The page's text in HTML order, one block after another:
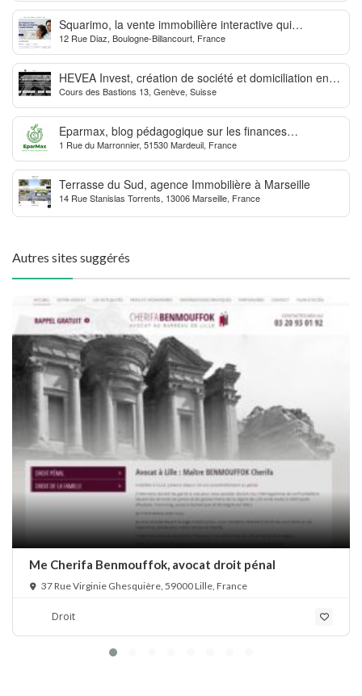
Squarimo, la vente immobilière interactive qui
dynamise les transactions
12 Rue Diaz, Boulogne-Billancourt, France
HEVEA Invest, création de société et domiciliation en
Suisse
Cours des Bastions 13, Genève, Suisse
Eparmax, blog pédagogique sur les finances
personnelles
1 Rue du Marronnier, 51530 Mardeuil, France
Terrasse du Sud, agence Immobilière à Marseille
14 Rue Stanislas Torrents, 13006 Marseille, France
Autres sites suggérés
Me Cherifa Benmouffok, avocat droit pénal
37 Rue Virginie Ghesquière, 59000 Lille, France
Droit